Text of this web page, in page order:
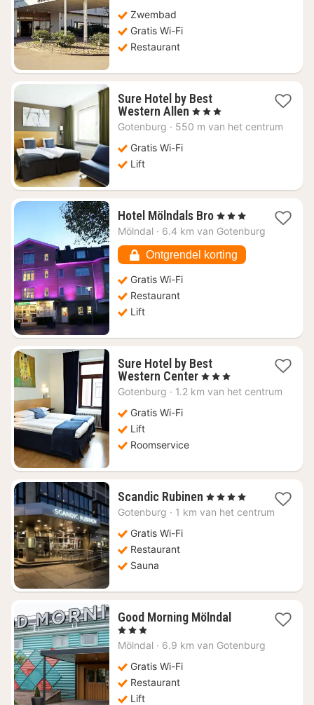
Zwembad
Gratis Wi-Fi
Restaurant
Sure Hotel by Best
Western Allen 1
nacht
, 3 Sterren
Gotenburg · 550 m van het centrum
Gratis Wi-Fi
Lift
Hotel Mölndals Bro1
nacht
€
60,35
, 3 Sterren
Mölndal · 6.4 km van Gotenburg
Ontgrendel korting
Gratis Wi-Fi
Restaurant
Lift
Sure Hotel by Best
Western Center1
nacht
, 3 Sterren
Gotenburg · 1.2 km van het centrum
Gratis Wi-Fi
Lift
Roomservice
Scandic Rubinen 1
nacht
, 4 Sterren
Gotenburg · 1 km van het centrum
Gratis Wi-Fi
Restaurant
Sauna
Good Morning Mölndal1
vanaf
, 3 Sterren
Mölndal · 6.9 km van Gotenburg
Gratis Wi-Fi
Restaurant
Lift